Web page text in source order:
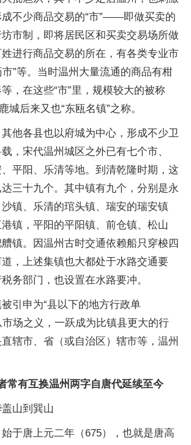
成不少商品交易的“市”——即做买卖的
市制，即将居民区和买卖交易场所做
进行商品交易的所在，有各类专业市
市”等。当时温州大量流通的商品有柑
，在这些“市”里，规模较大的被称
城后来又也“东瓯名镇”之称。
他各县也以府城为中心，形成不少卫
，宋代温州城区之外已有七个市、
平阳、乐清等地。到清乾隆时期，这
三十九个。其中镇有九个，分别是永
镇、乐清的琯头镇、瑞安的瑞安镇
港镇，平阳的平阳镇、前仓镇、松山
镇。因温州古时交通依赖船只穿梭四
，上述集镇也大都处于水路交通要
务部门，也设置在水路要冲。
引申为“县以下的地方行政单
市场之义，一跃成为比镇县更大的行
辖市、省（或自治区）辖市等，温州
常有互换温州两字自唐代延续至今
山到巽山
于唐上元二年（675），也就是唐高